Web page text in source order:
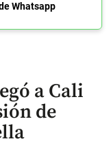
Whatsapp
a Cali
de